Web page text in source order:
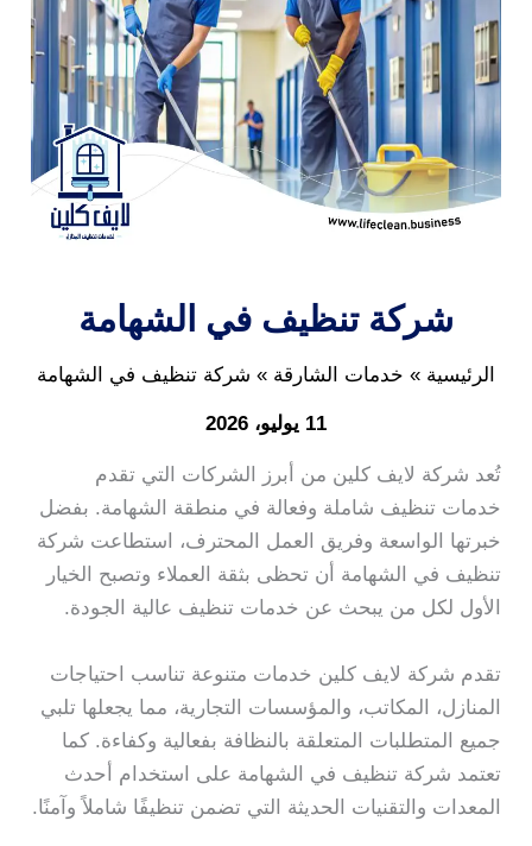
شركة تنظيف في الشهامة
الرئيسية خدمات الشارقة شركة تنظيف في الشهامة
11 يوليو، 2026
تُعد شركة لايف كلين من أبرز الشركات التي تقدم
خدمات تنظيف شاملة وفعالة في منطقة الشهامة. بفضل
خبرتها الواسعة وفريق العمل المحترف، استطاعت شركة
تنظيف في الشهامة أن تحظى بثقة العملاء وتصبح الخيار
الأول لكل من يبحث عن خدمات تنظيف عالية الجودة.
تقدم شركة لايف كلين خدمات متنوعة تناسب احتياجات
المنازل، المكاتب، والمؤسسات التجارية، مما يجعلها تلبي
جميع المتطلبات المتعلقة بالنظافة بفعالية وكفاءة. كما
تعتمد شركة تنظيف في الشهامة على استخدام أحدث
المعدات والتقنيات الحديثة التي تضمن تنظيفًا شاملاً وآمنًا.